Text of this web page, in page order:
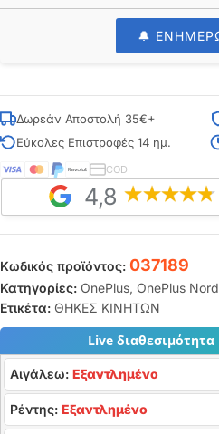
🔔
Δωρεάν Αποστολή 35€+
Εύκολες Επιστροφές 14 ημ.
COD
4,8
Κωδικός προϊόντος: 037189
Κατηγορίες: OnePlus, OnePlus
Ετικέτα: ΘΗΚΕΣ ΚΙΝΗΤΩΝ
Live
Αιγάλεω: Εξαντλημένο
Ρέντης: Εξαντλημένο